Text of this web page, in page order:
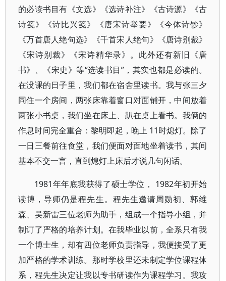
的必读书目有《文选》《选诗补注》《古诗源》《古
诗笺》《诗比兴笺》《唐宋诗举要》《今体诗钞》
《万首唐人绝句选》《千首宋人绝句》《唐诗别裁》
《宋诗别裁》《宋诗精华录》。此外还有新旧《唐
书》、《宋史》等“选读书目”，其实也都是必读的。
在没课的日子里，我们都在宿舍里读书。我与张三夕
同住一个房间，两张床靠着窗口对面铺开，中间放着
两张小书桌，我们坐在床上、趴在桌上看书。我俩的
作息时间完全重合：黎明即起，晚上 11时熄灯。除了
一日三餐前往食堂，我们便面对面地坐着读书，其间
基本不交一言，直到熄灯上床后才说几句闲话。
1981年年底我获得了硕士学位， 1982年初开始
读博，导师仍是程先生。程先生邀请周勋初、郭维
森、吴新雷三位老师为助手，组成一个指导小组，并
制订了严格的培养计划。在我毕业以前，全系只有我
一个博士生，却有四位老师负责指导，我便接受了更
加严格的学术训练。那时学校里还未制定学位课程体
系，程先生决定让我以专书研读作为课程学习。我攻